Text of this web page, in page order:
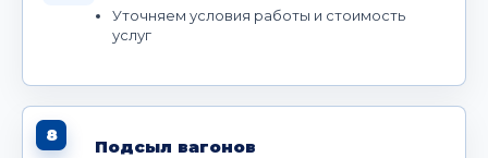
Уточняем условия работы и стоимость
услуг
8
Подсыл вагонов